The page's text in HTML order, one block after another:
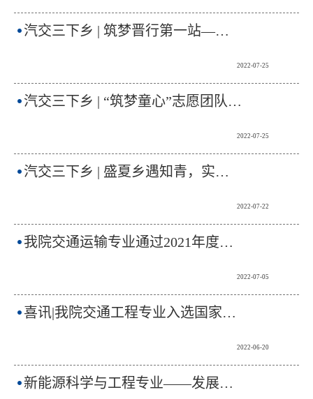
汽交三下乡 | 筑梦晋行第一站——太钢集团实地考察学习
2022-07-25
汽交三下乡 | “筑梦童心”志愿团队赴安庆市毛尖山积美留守儿童服务中心开展暑期支教社会实践活动
2022-07-25
汽交三下乡 | 盛夏乡遇知青，实践共赴振兴
2022-07-22
我院交通运输专业通过2021年度国家工程教育专业认证
2022-07-05
喜讯|我院交通工程专业入选国家级一流专业建设点
2022-06-20
新能源科学与工程专业——发展新动力！